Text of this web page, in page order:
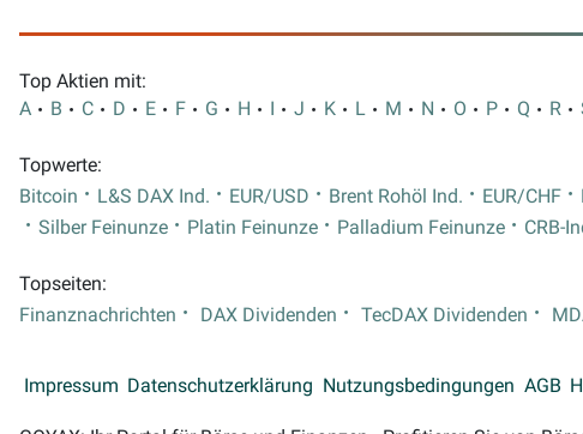
Top Aktien mit:
A
B C D E F G H I J K L M N O P Q R
Topwerte:
Bitcoin
L&S DAX Ind. EUR/USD Brent Rohöl Ind. EUR/CHF
Silber Feinunze
Platin Feinunze Palladium Feinunze CRB-
Topseiten:
Finanznachrichten
DAX Dividenden TecDAX Dividenden
Impressum Datenschutzerklärung Nutzungsbedingungen AGB